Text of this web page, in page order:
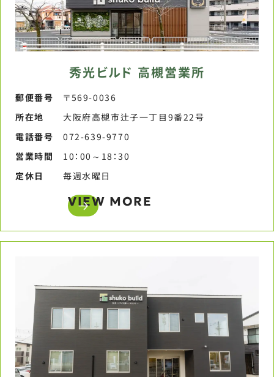
秀光ビルド 高槻営業所
郵便番号​
〒569-0036
所在地
大阪府高槻市辻子一丁目9番22号
電話番号​
072-639-9770​
営業時間​
10：00～18：30​
定休日​
毎週水曜日​
VIEW MORE